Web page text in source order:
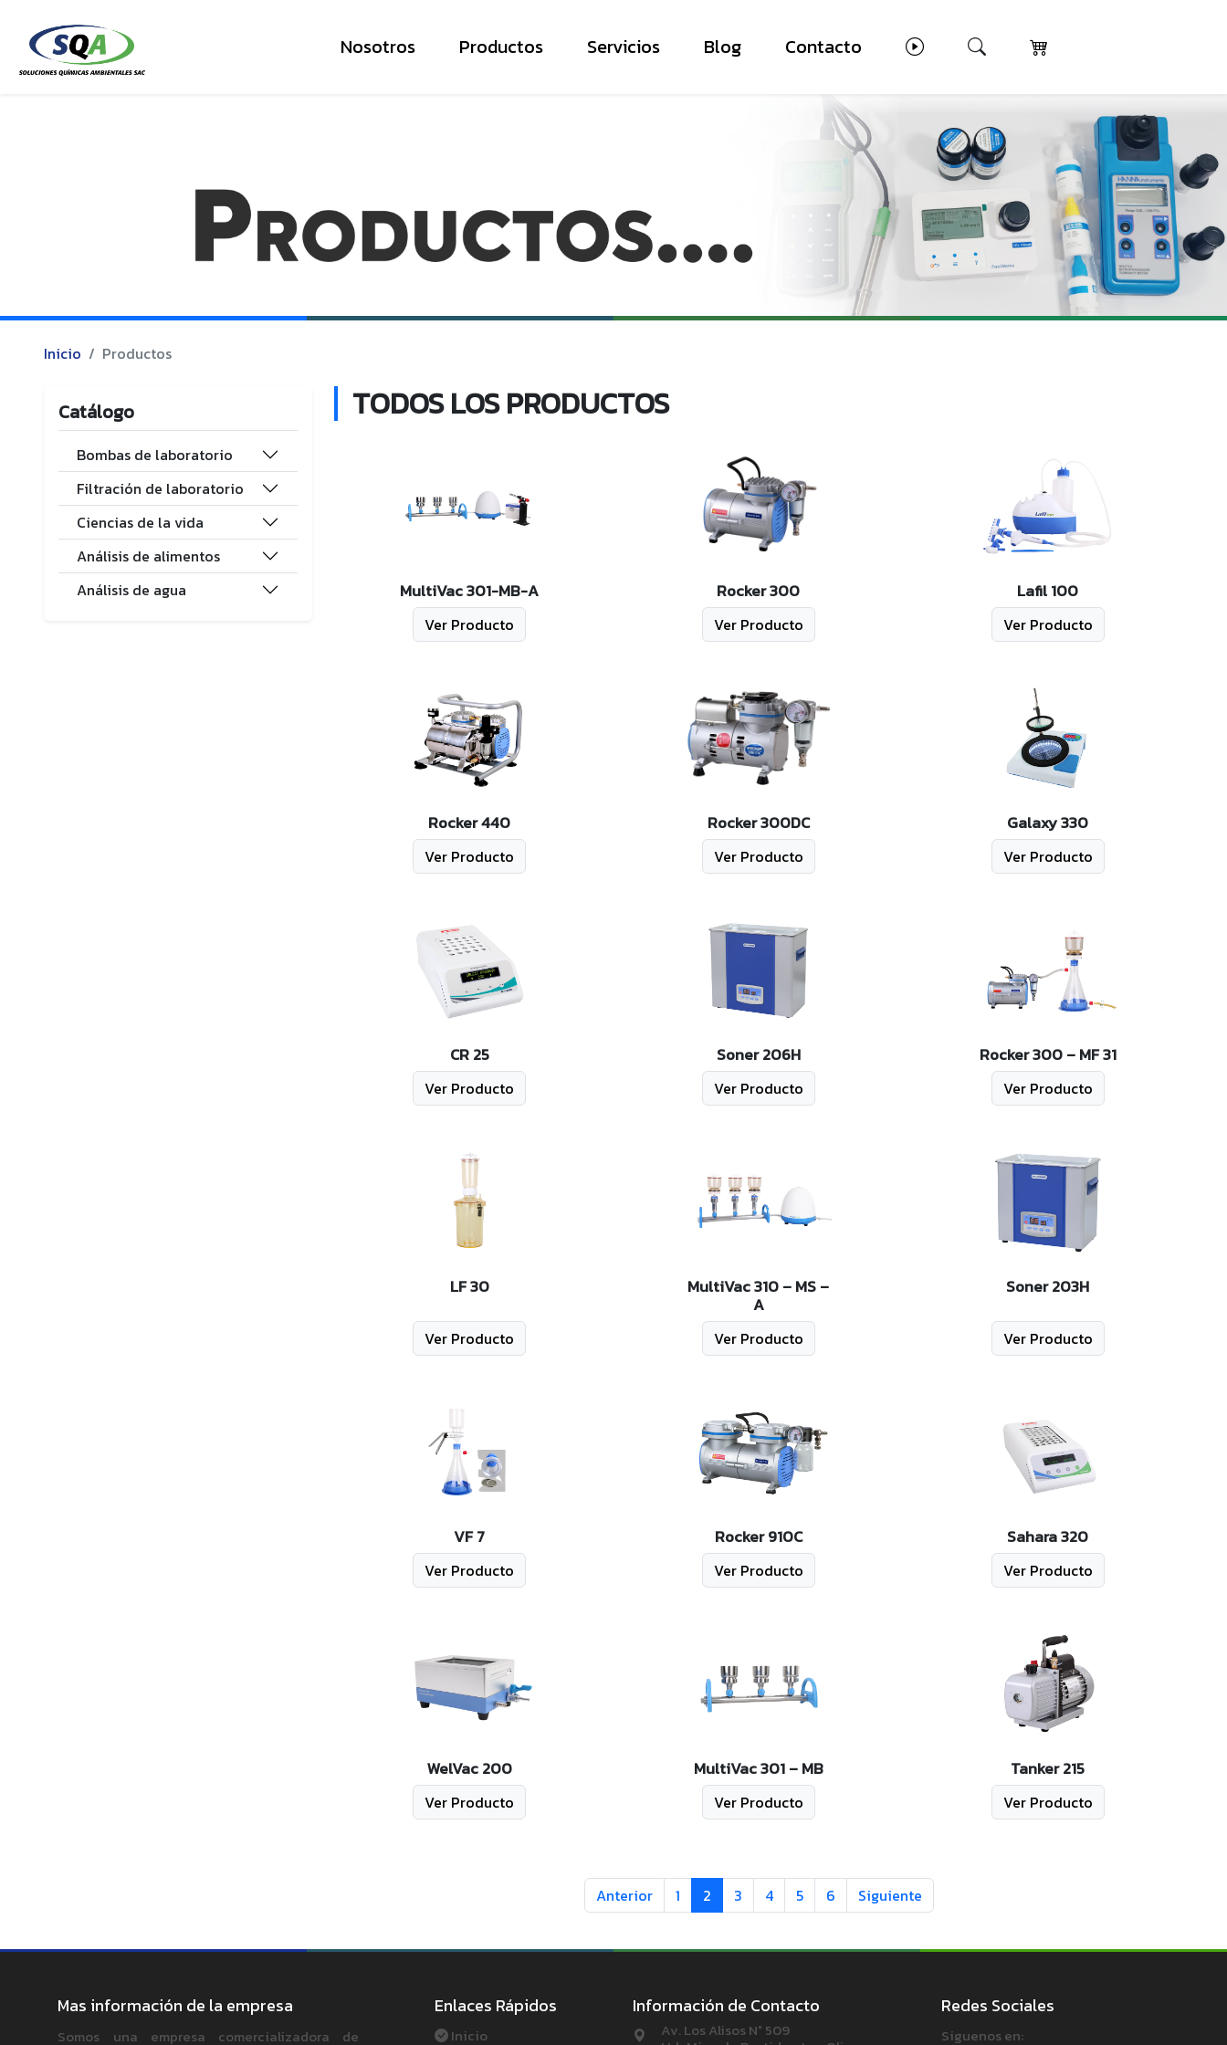
Nosotros Productos Servicios Blog Contacto
Inicio Productos
Catálogo
Bombas de laboratorio
Filtración de laboratorio
Ciencias de la vida
Análisis de alimentos
Análisis de agua
TODOS LOS PRODUCTOS
MultiVac 301-MB-A
Ver Producto
Rocker 300
Ver Producto
Lafil 100
Ver Producto
Rocker 440
Ver Producto
Rocker 300DC
Ver Producto
Galaxy 330
Ver Producto
CR 25
Ver Producto
Soner 206H
Ver Producto
Rocker 300 – MF 31
Ver Producto
LF 30
Ver Producto
MultiVac 310 – MS –
A
Ver Producto
Soner 203H
Ver Producto
VF 7
Ver Producto
Rocker 910C
Ver Producto
Sahara 320
Ver Producto
WelVac 200
Ver Producto
MultiVac 301 – MB
Ver Producto
Tanker 215
Ver Producto
Anterior 1 2 3 4 5 6 Siguiente
Mas información de la empresa
Somos una empresa comercializadora de
Enlaces Rápidos
Inicio
Información de Contacto
Av. Los Alisos N° 509
Redes Sociales
Siguenos en: